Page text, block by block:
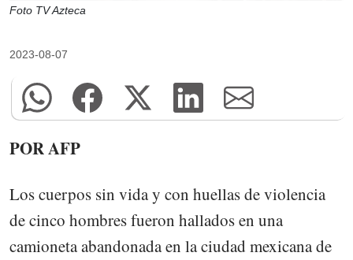
Foto TV Azteca
2023-08-07
POR AFP
Los cuerpos sin vida y con huellas de violencia
de cinco hombres fueron hallados en una
camioneta abandonada en la ciudad mexicana de